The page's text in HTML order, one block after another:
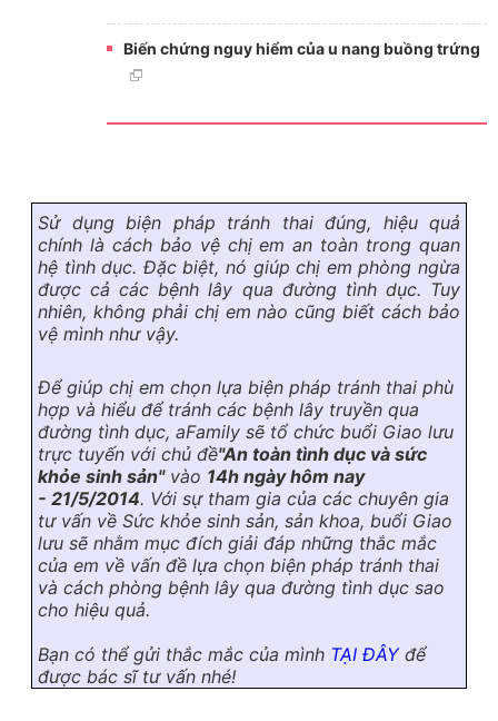
Biến chứng nguy hiểm của u nang buồng trứng
Sử dụng biện pháp tránh thai đúng, hiệu quả
chính là cách bảo vệ chị em an toàn trong quan
hệ tình dục. Đặc biệt, nó giúp chị em phòng ngừa
được cả các bệnh lây qua đường tình dục. Tuy
nhiên, không phải chị em nào cũng biết cách bảo
vệ mình như vậy.
Để giúp chị em chọn lựa biện pháp tránh thai phù
hợp và hiểu để tránh các bệnh lây truyền qua
đường tình dục, aFamily sẽ tổ chức buổi Giao lưu
trực tuyến với chủ đề"An toàn tình dục và sức
khỏe sinh sản"vào 14h ngày hôm nay
- 21/5/2014. Với sự tham gia của các chuyên gia
tư vấn về Sức khỏe sinh sản, sản khoa, buổi Giao
lưu sẽ nhằm mục đích giải đáp những thắc mắc
của em về vấn đề lựa chọn biện pháp tránh thai
và cách phòng bệnh lây qua đường tình dục sao
cho hiệu quả.
Bạn có thể gửi thắc mắc của mình TẠI ĐÂYđể
được bác sĩ tư vấn nhé!